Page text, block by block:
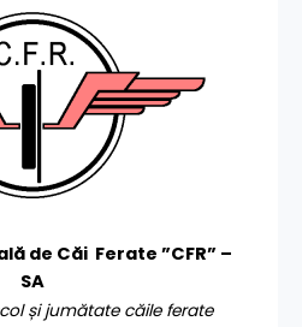
de Căi Ferate ”CFR” –
SA
și jumătate căile ferate